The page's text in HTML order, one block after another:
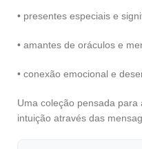
• presentes especiais e
• amantes de oráculos e
• conexão emocional e
Uma coleção pensada
intuição através das